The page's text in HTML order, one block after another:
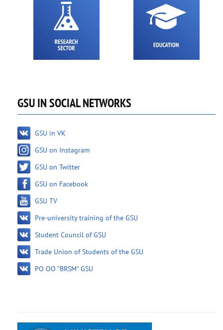
GSU IN SOCIAL NETWORKS
GSU in VK
GSU on Instagram
GSU on Twitter
GSU on Facebook
GSU TV
Pre-university training of the GSU
Student Council of GSU
Trade Union of Students of the GSU
PO OO "BRSM" GSU